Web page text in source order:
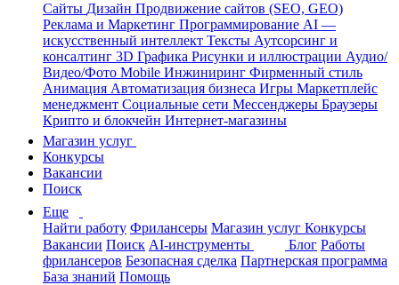
Сайты Дизайн Продвижение сайтов (SEO, GEO)
Реклама и Маркетинг Программирование AI —
искусственный интеллект Тексты Аутсорсинг и
консалтинг 3D Графика Рисунки и иллюстрации Аудио/
Видео/Фото Mobile Инжиниринг Фирменный стиль
Анимация Автоматизация бизнеса Игры Маркетплейс
менеджмент Социальные сети Мессенджеры Браузеры
Крипто и блокчейн Интернет-магазины
Магазин услуг
Конкурсы
Вакансии
Поиск
Еще
Найти работу Фрилансеры Магазин услуг Конкурсы
Вакансии Поиск AI-инструменты Блог Работы
фрилансеров Безопасная сделка Партнерская программа
База знаний Помощь